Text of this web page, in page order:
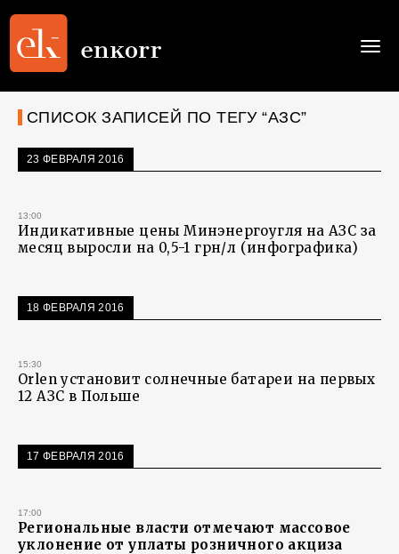
СПИСОК ЗАПИСЕЙ ПО ТЕГУ “АЗС”
23 ФЕВРАЛЯ 2016
13:00
Индикативные цены Минэнергоугля на АЗС за
месяц выросли на 0,5-1 грн/л (инфографика)
18 ФЕВРАЛЯ 2016
15:30
Orlen установит солнечные батареи на первых
12 АЗС в Польше
17 ФЕВРАЛЯ 2016
17:00
Региональные власти отмечают массовое
уклонение от уплаты розничного акциза